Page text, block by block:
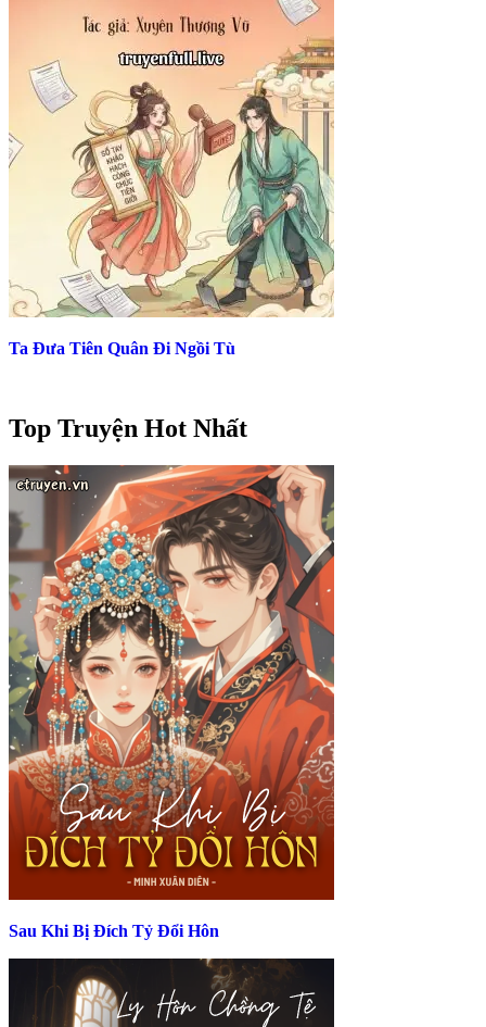
Ta Đưa Tiên Quân Đi Ngồi Tù
Top Truyện Hot Nhất
Sau Khi Bị Đích Tỷ Đổi Hôn